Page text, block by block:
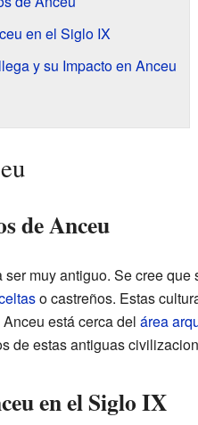
en el Siglo IX
y su Impacto en Anceu
de Anceu
muy antiguo. Se cree que
o castreños. Estas
está cerca del área
de estas antiguas
en el Siglo IX